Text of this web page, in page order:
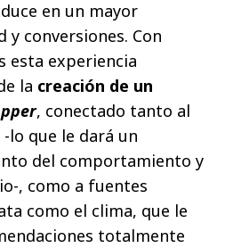
en un mayor
y conversiones. Con
esta experiencia
la creación de un
, conectado tanto al
lo que le dará un
del comportamiento y
, como a fuentes
como el clima, que le
totalmente